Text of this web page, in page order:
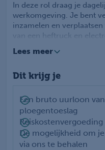
In deze rol draag je
werkomgeving. Je bent
inzamelen en
van een heftruck en
gerecycled, waardoor je
werkt fulltime in een drie
belangrijk dat je
gaat.
Lees meer
Dit krijg je
Een bruto uurloon
ploegentoeslag
Reiskostenvergoeding
De mogelijkheid om
via ons te behalen